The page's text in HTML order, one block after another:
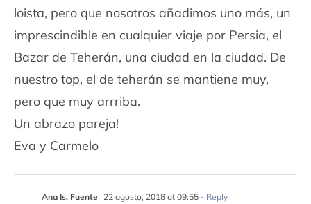
loista, pero que nosotros añadimos uno más, un
imprescindible en cualquier viaje por Persia, el
Bazar de Teherán, una ciudad en la ciudad. De
nuestro top, el de teherán se mantiene muy,
pero que muy arrriba.
Un abrazo pareja!
Eva y Carmelo
Ana Is. Fuente 22 agosto, 2018 at 09:55- Reply